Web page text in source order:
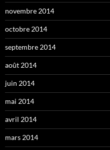
novembre 2014
octobre 2014
septembre 2014
août 2014
juin 2014
mai 2014
avril 2014
mars 2014